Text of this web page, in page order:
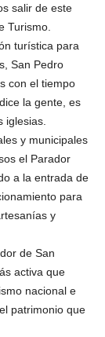
salir de este
Turismo.
turística para
San Pedro
con el tiempo
la gente, es
iglesias.
y municipales
el Parador
a la entrada de
para
y
de San
activa que
nacional e
patrimonio que